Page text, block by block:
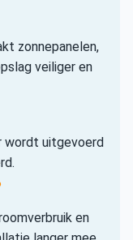
zonnepanelen,
veiliger en
wordt uitgevoerd
en